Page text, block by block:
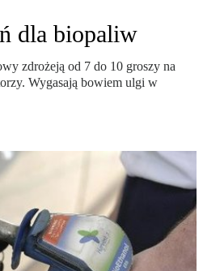
dla biopaliw
zdrożeją od 7 do 10 groszy na
Wygasają bowiem ulgi w